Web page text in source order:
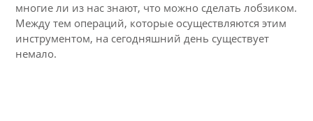
многие ли из нас знают, что можно сделать лобзиком.
Между тем операций, которые осуществляются этим
инструментом, на сегодняшний день существует
немало.